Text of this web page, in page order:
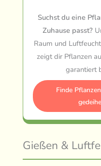
Suchst du eine
Zuhause passt?
Raum und
zeigt dir Pflanzen
garantiert
Finde
Gießen &